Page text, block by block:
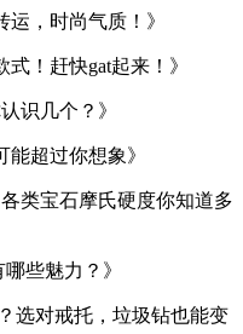
运，时尚气质！》
式！赶快gat起来！》
识几个？》
能超过你想象》
类宝石摩氏硬度你知道多
些魅力？》
选对戒托，垃圾钻也能变